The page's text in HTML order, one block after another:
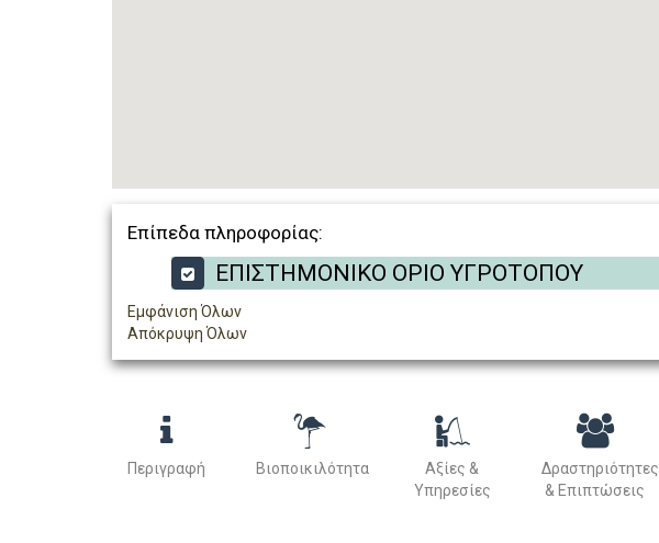
Επίπεδα πληροφορίας:
ΕΠΙΣΤΗΜΟΝΙΚΟ ΟΡΙΟ ΥΓΡΟΤΟΠΟΥ
Εμφάνιση Όλων
Απόκρυψη Όλων
Περιγραφή Βιοποικιλότητα
Αξίες &
Υπηρεσίες
Δραστηριότητες
& Επιπτώσεις